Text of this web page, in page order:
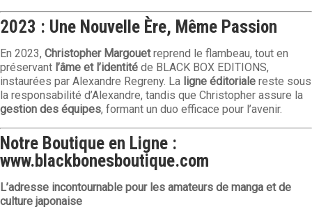
2023 : Une Nouvelle Ère, Même Passion
En 2023, Christopher Margouetreprend le flambeau, tout en
préservant l’âme et l’identité de BLACK BOX EDITIONS,
instaurées par Alexandre Regreny. La ligne éditoriale reste sous
la responsabilité d’Alexandre, tandis que Christopher assure la
gestion des équipes, formant un duo efficace pour l’avenir.
Notre Boutique en Ligne :
www.blackbonesboutique.com
L’adresse incontournable pour les amateurs de manga et de
culture japonaise